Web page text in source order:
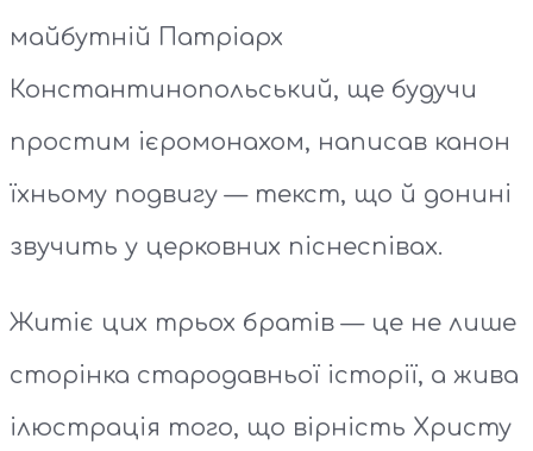
майбутній Патріарх
Константинопольський, ще будучи
простим ієромонахом, написав канон
їхньому подвигу — текст, що й донині
звучить у церковних піснеспівах.
Житіє цих трьох братів — це не лише
сторінка стародавньої історії, а жива
ілюстрація того, що вірність Христу